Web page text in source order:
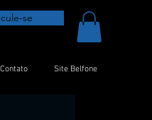
se
Contato Site Belfone